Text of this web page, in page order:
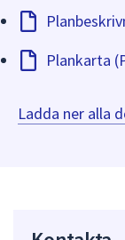
Plankarta
Ladda ner alla